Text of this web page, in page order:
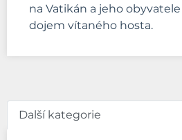
na Vatikán a jeho
dojem vítaného hosta.
Další kategorie